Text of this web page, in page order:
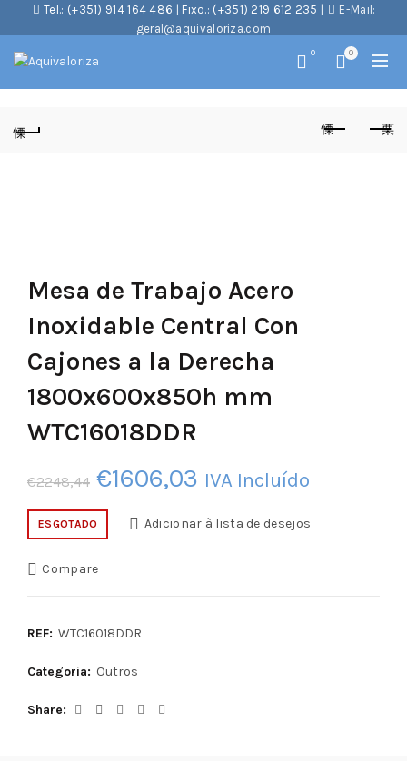
Tel.: (+351) 914 164 486 Fixo.: (+351) 219 612 235
E-Mail:
geral@aquivaloriza.com
0 0
Mesa de Trabajo Acero
Inoxidable Central Con
Cajones a la Derecha
1800x600x850h mm
WTC16018DDR
€2248,44 O
preço
€2248,44.
€1606,03 O
preço
IVA Incluído
ESGOTADO Adicionar à lista de desejos
Compare
REF: WTC16018DDR
Categoria: Outros
Share